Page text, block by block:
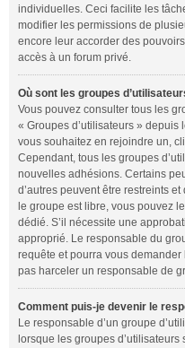
individuelles. Ceci facilite les
modifier les permissions de
encore leur accorder des
accès à un forum privé.
Où sont les groupes
Vous pouvez consulter tous les
« Groupes d’utilisateurs » depuis
vous souhaitez en rejoindre un,
Cependant, tous les groupes
nouvelles adhésions. Certains
d’autres peuvent être restreints
le groupe est libre, vous pouvez
dédié. S’il nécessite une
approprié. Le responsable du
requête et pourra vous
pas harceler un responsable de
Comment puis-je devenir le
Le responsable d’un groupe
lorsque les groupes